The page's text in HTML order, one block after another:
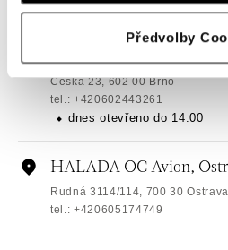
Předvolby
dnes otevřeno do 19:00
HALADA Česká, Brno
Česká 23, 602 00 Brno
tel.: +420602443261
dnes otevřeno do 14:00
HALADA OC Avion,
Rudná 3114/114, 700 30
tel.: +420605174749